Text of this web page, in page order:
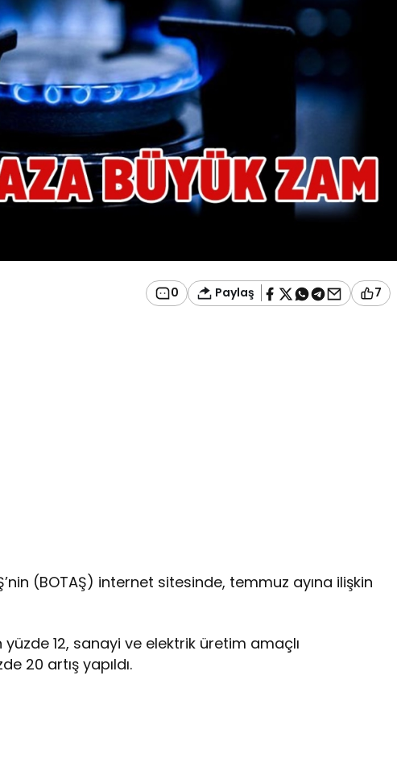
0 Paylaş 7
(BOTAŞ) internet sitesinde, temmuz ayına ilişkin
12, sanayi ve elektrik üretim amaçlı
20 artış yapıldı.